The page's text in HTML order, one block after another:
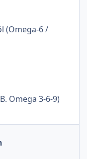
(Omega-6 /
Omega 3-6-9): 9%